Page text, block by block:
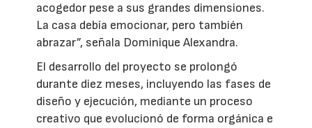
acogedor pese a sus grandes dimensiones.
La casa debía emocionar, pero también
abrazar”, señala Dominique Alexandra.
El desarrollo del proyecto se prolongó
durante diez meses, incluyendo las fases de
diseño y ejecución, mediante un proceso
creativo que evolucionó de forma orgánica e